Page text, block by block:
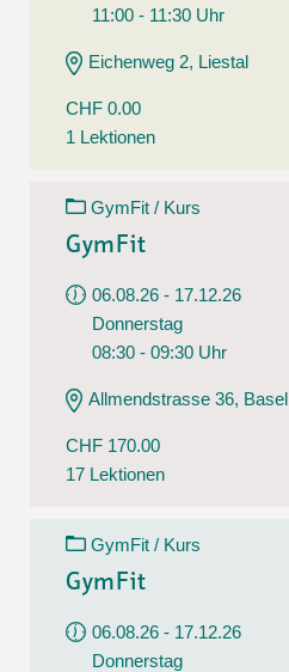
11:00 - 11:30 Uhr
Eichenweg 2, Liestal
CHF 0.00
1 Lektionen
GymFit / Kurs
GymFit
06.08.26 - 17.12.26
Donnerstag
08:30 - 09:30 Uhr
Allmendstrasse 36, Basel
CHF 170.00
17 Lektionen
GymFit / Kurs
GymFit
06.08.26 - 17.12.26
Donnerstag